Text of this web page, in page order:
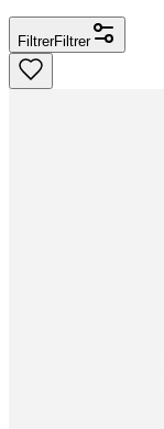
FiltrerFiltrer